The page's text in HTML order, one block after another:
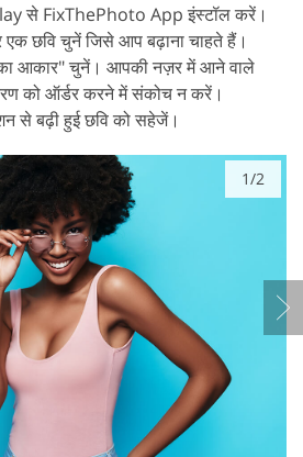
से FixThePhoto App इंस्टॉल करें।
छवि चुनें जिसे आप बढ़ाना चाहते हैं।
आकार" चुनें। आपकी नज़र में आने वाले
को ऑर्डर करने में संकोच न करें।
से बढ़ी हुई छवि को सहेजें।
1/2